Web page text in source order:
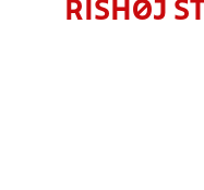
RISHØJ